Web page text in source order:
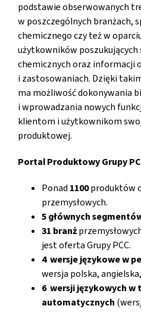
podstawie obserwowanych
w poszczególnych branżach,
chemicznego czy też w
użytkowników
chemicznych oraz informacji
i zastosowaniach. Dzięki
ma możliwość dokonywania
i wprowadzania nowych
klientom i użytkownikom
produktowej.
Portal Produktowy Grupy
Ponad 1100produktów
przemysłowych.
5 głównych
31 branż
jest oferta Grupy PCC.
4 wersje językowe w
wersja polska,
6 wersji językowych w
automatycznych